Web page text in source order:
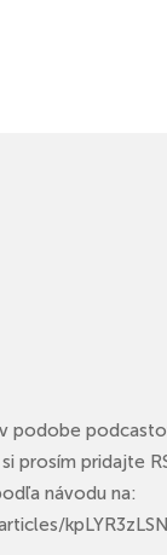
podobe
prosím pridajte
návodu na: